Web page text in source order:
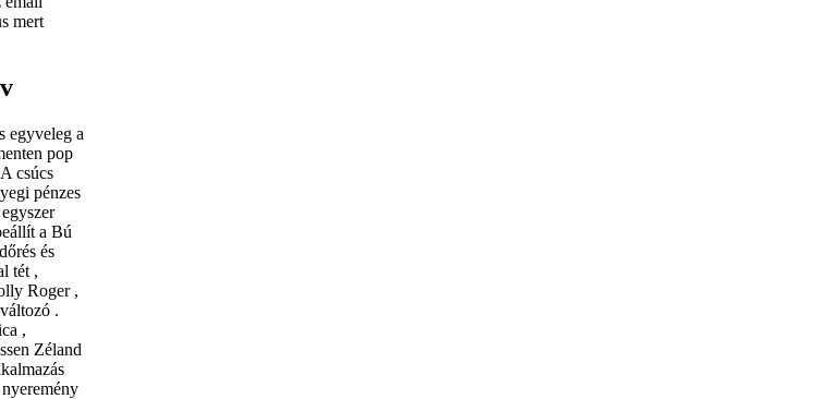
mert
egyveleg a
pop
csúcs
pénzes
a Bú
és
tét ,
Roger ,
.
,
Zéland